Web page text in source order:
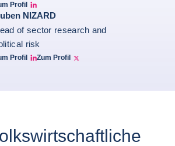
Profil
Farrugia Linkedin Profile
NIZARD
of sector research and
risk
ProfilNizard linkedin
Zum Profil
Ruben Nizard twitter